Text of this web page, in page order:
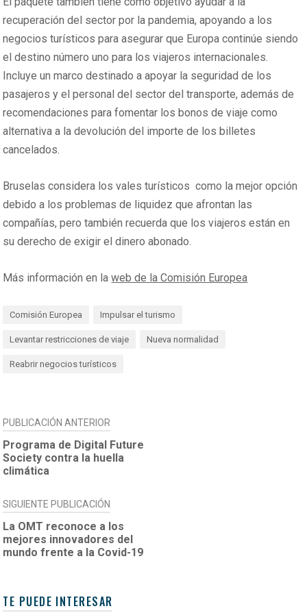
recuperación del sector por la pandemia, apoyando a los
negocios turísticos para asegurar que Europa continúe siendo
el destino número uno para los viajeros internacionales.
Incluye un marco destinado a apoyar la seguridad de los
pasajeros y el personal del sector del transporte, además de
recomendaciones para fomentar los bonos de viaje como
alternativa a la devolución del importe de los billetes
cancelados.
Bruselas considera los vales turísticos como la mejor opción
debido a los problemas de liquidez que afrontan las
compañías, pero también recuerda que los viajeros están en
su derecho de exigir el dinero abonado.
Más información en laweb de la Comisión Europea
Comisión Europea Impulsar el turismo
Levantar restricciones de viaje Nueva normalidad
Reabrir negocios turísticos
NAVEGACIÓN
DE
ENTRADAS
PUBLICACIÓN ANTERIOR
Programa de Digital Future
Society contra la huella
climática
SIGUIENTE PUBLICACIÓN
La OMT reconoce a los
mejores innovadores del
mundo frente a la Covid-19
TE PUEDE INTERESAR